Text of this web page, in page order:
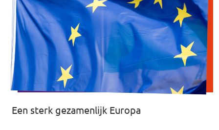
Een sterk gezamenlijk Europa